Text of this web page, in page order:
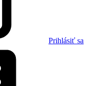
Prihlásiť sa